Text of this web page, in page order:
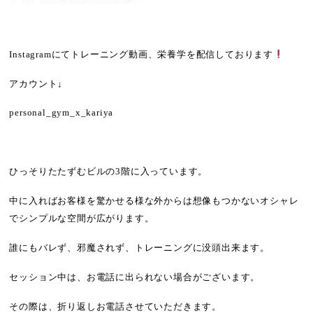
Instagramにてトレーニング動画、栄養学を配信しております
アカウント ↓
personal_gym_x_kariya
ひっそりたたずむビルの3 階に入っています。
中に入ればお客様を驚かせる様な外からは想像もつかないオシャレ
でシンプルな空間が広がります。
誰にもバレず、邪魔されず、トレーニングに没頭出来ます。
セッション中は、お電話に出られない場合がございます。
その際は、折り返しお電話させていただきます。